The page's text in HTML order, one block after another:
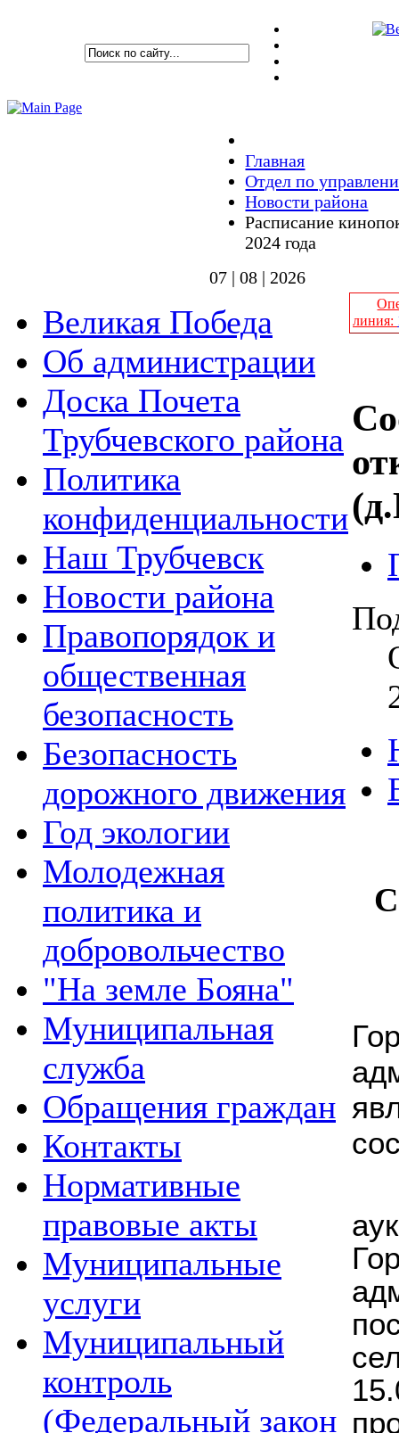
Главная
Отдел по
Новости района
Расписание
2024 года
07 | 08 | 2026
Великая Победа
Об администрации
Доска Почета
Трубчевского района
Политика
конфиденциальности
Наш Трубчевск
Новости района
Правопорядок и
общественная
безопасность
Безопасность
дорожного движения
Год экологии
Молодежная
политика и
добровольчество
"На земле Бояна"
Муниципальная
служба
Обращения граждан
Контакты
Нормативные
правовые акты
Муниципальные
услуги
Муниципальный
контроль
(Федеральный закон
линия: